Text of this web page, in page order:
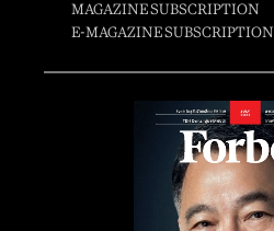
MAGAZINE SUBSCRIPTION
E-MAGAZINE SUBSCRIPTION